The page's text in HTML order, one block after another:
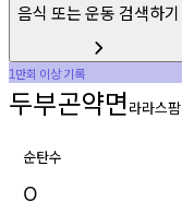
음식 또는 운동 검색하기
1만회 이상기록
두부곤약면라라스팜
순탄수
0